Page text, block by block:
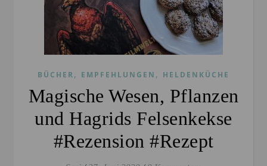
BÜCHER, EMPFEHLUNGEN , HELDENKÜCHE
Magische Wesen, Pflanzen
und Hagrids Felsenkekse
#Rezension #Rezept